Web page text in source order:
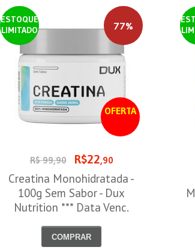
ESTOQUE
LIMITADO
OFERTA
77%
R$ 99,90 R$22,90
Creatina Monohidratada -
100g Sem Sabor - Dux
Nutrition *** Data Venc.
COMPRAR